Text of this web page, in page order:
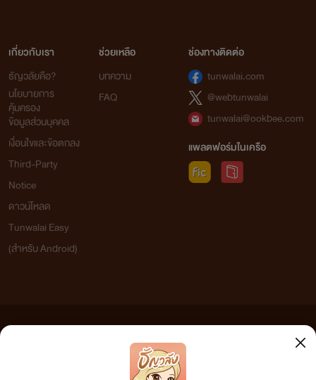
เกี่ยวกับเรา
ธัญวลัยคือ?
นโยบายการ
คุ้มครอง
ข้อมูลส่วนบุคคล
เงื่อนไขและข้อตกลง
Third-Party
Notice
ดาวน์โหลด
Tunwalai Easy
(สำหรับ Android)
ช่วยเหลือ
บทความ
FAQ
ช่องทางติดต่อ
tunwalai.com
@webtunwalai
tunwalai@ookbee.com
แพลตฟอร์มในเครือ
เว็บไซต์แห่งนี้ไม่ได้เห็นด้วยและไม่ขอรับผิดชอบต่อข้อความใดๆ ทั้งสิ้น ดังนั้นผู้อ่านทุกท่านโปรดใช้
วิจารณญาณในการกลั่นกรองด้วยตนเอง และหากท่านพบข้อความใดๆ ที่ขัดต่อกฎหมายและศีลธรรม